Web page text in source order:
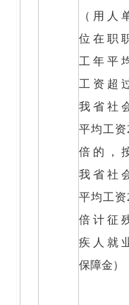
（用人
位在职
工年平
工资超
我省社
平均工资
倍的，
我省社
平均工资
倍计征
疾人就
保障金）